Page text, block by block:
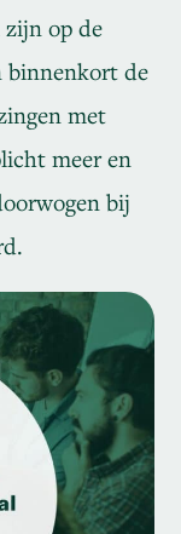
zijn op de
binnenkort de
met
meer en
bij